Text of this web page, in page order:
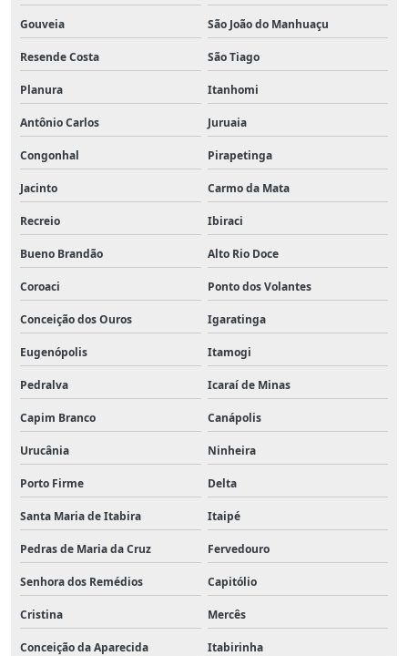
Gouveia São João do Manhuaçu
Resende Costa São Tiago
Planura Itanhomi
Antônio Carlos Juruaia
Congonhal Pirapetinga
Jacinto Carmo da Mata
Recreio Ibiraci
Bueno Brandão Alto Rio Doce
Coroaci Ponto dos Volantes
Conceição dos Ouros Igaratinga
Eugenópolis Itamogi
Pedralva Icaraí de Minas
Capim Branco Canápolis
Urucânia Ninheira
Porto Firme Delta
Santa Maria de Itabira Itaipé
Pedras de Maria da Cruz Fervedouro
Senhora dos Remédios Capitólio
Cristina Mercês
Conceição da Aparecida Itabirinha